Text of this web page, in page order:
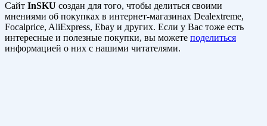
Сайт InSKU создан для того, чтобы делиться своими
мнениями об покупках в интернет-магазинах Dealextreme,
Focalprice, AliExpress, Ebay и других. Если у Вас тоже есть
интересные и полезные покупки, вы можете поделиться
информацией о них с нашими читателями.